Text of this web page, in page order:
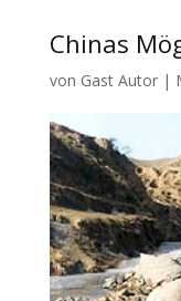
Chinas
von Gast Autor|